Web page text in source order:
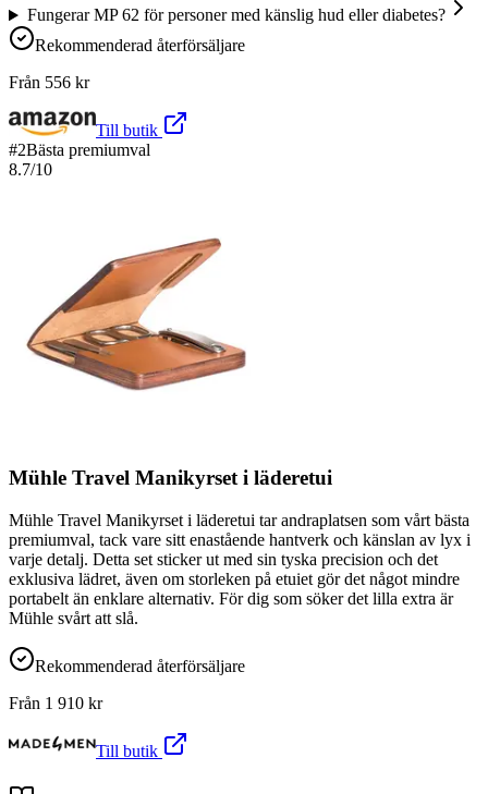
Fungerar MP 62 för personer med känslig hud eller diabetes?
Rekommenderad återförsäljare
Från 556 kr
Till butik
#2Bästa premiumval
8.7/10
Mühle Travel Manikyrset i läderetui
Mühle Travel Manikyrset i läderetui tar andraplatsen som vårt bästa
premiumval, tack vare sitt enastående hantverk och känslan av lyx i
varje detalj. Detta set sticker ut med sin tyska precision och det
exklusiva lädret, även om storleken på etuiet gör det något mindre
portabelt än enklare alternativ. För dig som söker det lilla extra är
Mühle svårt att slå.
Rekommenderad återförsäljare
Från 1 910 kr
Till butik